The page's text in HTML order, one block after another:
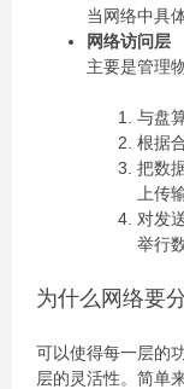
当网络中具
网络访问层
主要是管理
与盘
根据
把数
上传
对发
举行
为什么网络要
可以使得每一层的
层的灵活性。简单